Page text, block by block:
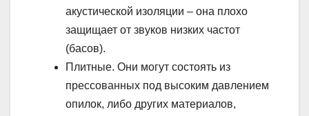
акустической изоляции – она плохо
защищает от звуков низких частот
(басов).
Плитные. Они могут состоять из
прессованных под высоким давлением
опилок, либо других материалов,